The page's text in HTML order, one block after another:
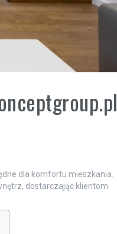
dla komfortu mieszkania.
dostarczając klientom